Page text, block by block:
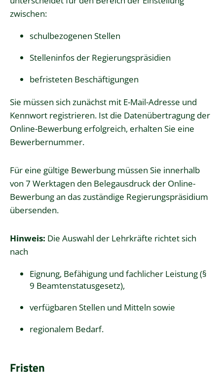
zwischen:
schulbezogenen Stellen
Stelleninfos der Regierungspräsidien
befristeten Beschäftigungen
Sie müssen sich zunächst mit E-Mail-Adresse und
Kennwort registrieren. Ist die Datenübertragung der
Online-Bewerbung erfolgreich, erhalten Sie eine
Bewerbernummer.
Für eine gültige Bewerbung müssen Sie innerhalb
von 7 Werktagen den Belegausdruck der Online-
Bewerbung an das zuständige Regierungspräsidium
übersenden.
Hinweis: Die Auswahl der Lehrkräfte richtet sich
nach
Eignung, Befähigung und fachlicher Leistung (§
9 Beamtenstatusgesetz),
verfügbaren Stellen und Mitteln sowie
regionalem Bedarf.
Fristen